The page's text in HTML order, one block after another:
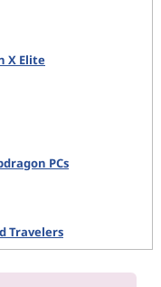
X Elite
PCs
Travelers